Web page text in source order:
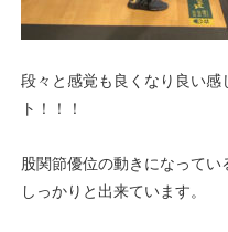
段々と感覚も良くなり良い感
ト！！！
股関節優位の動きになって
しっかりと出来ています。